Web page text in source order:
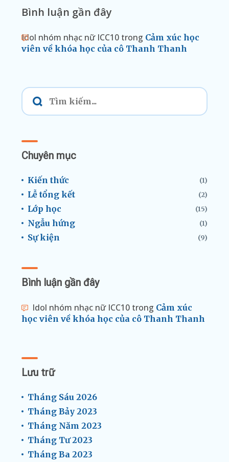
Bình luận gần đây
Idol nhóm nhạc nữ ICC10 trong Cảm xúc học
viên về khóa học của cô Thanh Thanh
Chuyên mục
Kiến thức (1)
Lễ tổng kết (2)
Lớp học (15)
Ngẫu hứng (1)
Sự kiện (9)
Bình luận gần đây
Idol nhóm nhạc nữ ICC10 trong Cảm xúc
học viên về khóa học của cô Thanh Thanh
Lưu trữ
Tháng Sáu 2026
Tháng Bảy 2023
Tháng Năm 2023
Tháng Tư 2023
Tháng Ba 2023